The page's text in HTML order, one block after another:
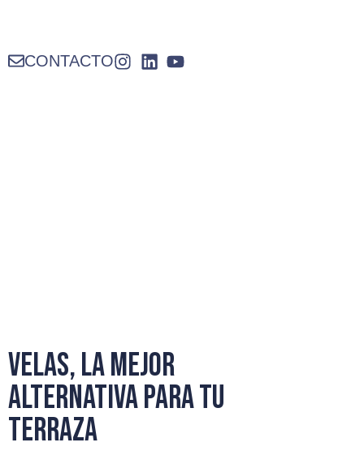
CONTACTO
Velas, la mejor
alternativa para tu
terraza